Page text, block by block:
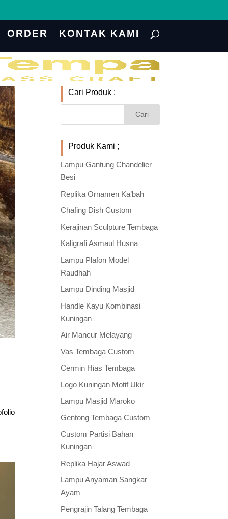
ORDER KONTAK KAMI
Cari Produk :
Produk Kami ;
Lampu Gantung Chandelier
Besi
Replika Ornamen Ka’bah
Chafing Dish Custom
Kerajinan Sculpture Tembaga
Kaligrafi Asmaul Husna
Lampu Plafon Model
Raudhah
Lampu Dinding Masjid
Handle Kayu Kombinasi
Kuningan
Air Mancur Melayang
Vas Tembaga Custom
Cermin Hias Tembaga
Logo Kuningan Motif Ukir
Lampu Masjid Maroko
Gentong Tembaga Custom
Custom Partisi Bahan
Kuningan
Replika Hajar Aswad
Lampu Anyaman Sangkar
Ayam
Pengrajin Talang Tembaga